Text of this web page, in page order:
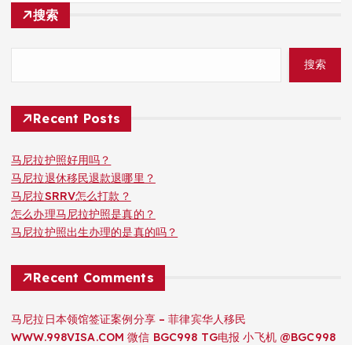
搜索
搜索
Recent Posts
马尼拉护照好用吗？
马尼拉退休移民退款退哪里？
马尼拉SRRV怎么打款？
怎么办理马尼拉护照是真的？
马尼拉护照出生办理的是真的吗？
Recent Comments
马尼拉日本领馆签证案例分享 – 菲律宾华人移民
WWW.998VISA.COM 微信 BGC998 TG电报 小飞机 @BGC998